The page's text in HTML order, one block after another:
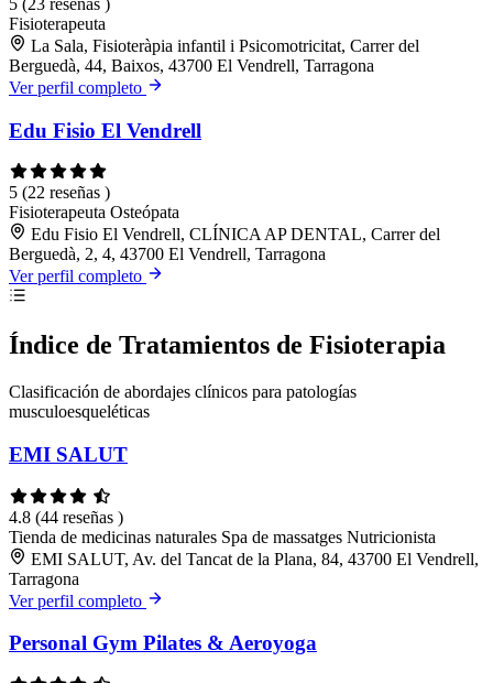
5 (23 reseñas )
Fisioterapeuta
La Sala, Fisioteràpia infantil i Psicomotricitat, Carrer del
Berguedà, 44, Baixos, 43700 El Vendrell, Tarragona
Ver perfil completo
Edu Fisio El Vendrell
5 (22 reseñas )
Fisioterapeuta Osteópata
Edu Fisio El Vendrell, CLÍNICA AP DENTAL, Carrer del
Berguedà, 2, 4, 43700 El Vendrell, Tarragona
Ver perfil completo
Índice de Tratamientos de Fisioterapia
Clasificación de abordajes clínicos para patologías
musculoesqueléticas
EMI SALUT
4.8 (44 reseñas )
Tienda de medicinas naturales Spa de massatges Nutricionista
EMI SALUT, Av. del Tancat de la Plana, 84, 43700 El Vendrell,
Tarragona
Ver perfil completo
Personal Gym Pilates & Aeroyoga